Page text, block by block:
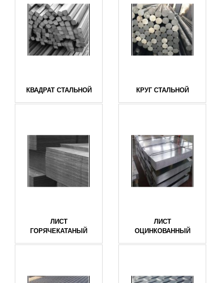
КВАДРАТ СТАЛЬНОЙ КРУГ СТАЛЬНОЙ
ЛИСТ
ГОРЯЧЕКАТАНЫЙ
ЛИСТ
ОЦИНКОВАННЫЙ